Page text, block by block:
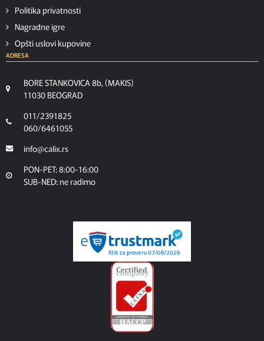
Politika privatnosti
Nagradne igre
Opšti uslovi kupovine
ADRESA
BORE STANKOVICA 8b, (MAKIS)
11030 BEOGRAD
011/2391825
060/6461055
info@calix.rs
PON-PET: 8:00-16:00
SUB-NED: ne radimo